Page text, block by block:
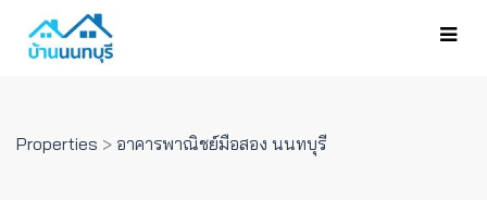
Properties > อาคารพาณิชย์มือสอง นนทบุรี